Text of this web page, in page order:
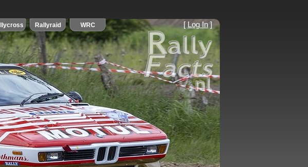
[ Log In]